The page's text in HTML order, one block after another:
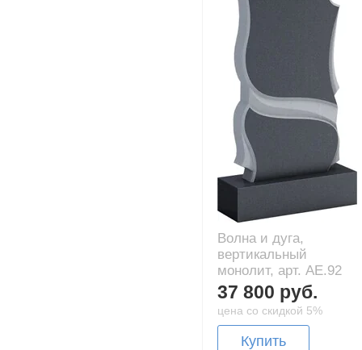
Волна и дуга,
вертикальный
монолит, арт. AE.92
37 800 руб.
цена со скидкой 5%
Купить